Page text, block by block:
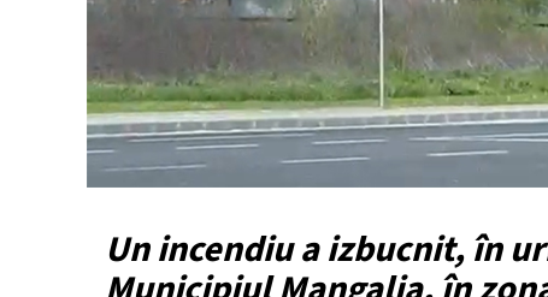
Un incendiu a izbucnit, în